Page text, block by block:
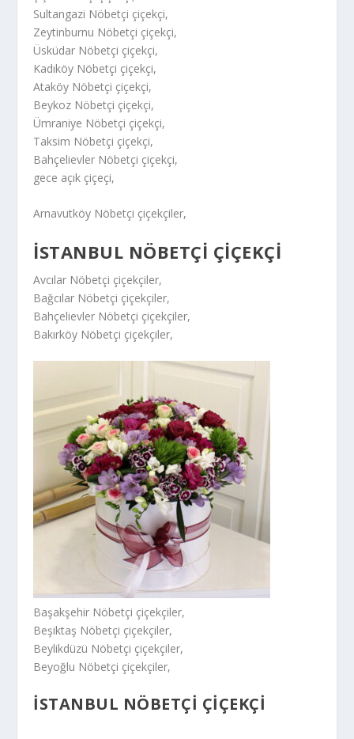
Sultangazi Nöbetçi çiçekçi,
Zeytinburnu Nöbetçi çiçekçi,
Üsküdar Nöbetçi çiçekçi,
Kadıköy Nöbetçi çiçekçi,
Ataköy Nöbetçi çiçekçi,
Beykoz Nöbetçi çiçekçi,
Ümraniye Nöbetçi çiçekçi,
Taksim Nöbetçi çiçekçi,
Bahçelievler Nöbetçi çiçekçi,
gece açık çiçeçi,
Arnavutköy Nöbetçi çiçekçiler,
İSTANBUL NÖBETÇİ ÇİÇEKÇİ
Avcılar Nöbetçi çiçekçiler,
Bağcılar Nöbetçi çiçekçiler,
Bahçelievler Nöbetçi çiçekçiler,
Bakırköy Nöbetçi çiçekçiler,
Başakşehir Nöbetçi çiçekçiler,
Beşiktaş Nöbetçi çiçekçiler,
Beylikdüzü Nöbetçi çiçekçiler,
Beyoğlu Nöbetçi çiçekçiler,
İSTANBUL NÖBETÇİ ÇİÇEKÇİ